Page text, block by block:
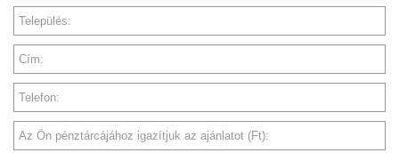
Település:
Cím:
Telefon:
Az Ön pénztárcájához igazítjuk az ajánlatot (Ft):